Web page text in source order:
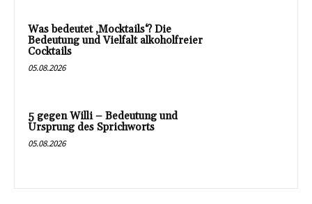
Was bedeutet ‚Mocktails‘? Die
Bedeutung und Vielfalt alkoholfreier
Cocktails
05.08.2026
5 gegen Willi – Bedeutung und
Ursprung des Sprichworts
05.08.2026